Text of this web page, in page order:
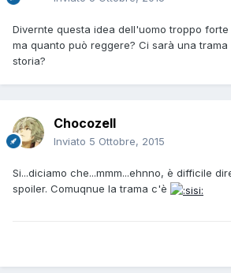
Divernte questa idea dell'uomo troppo
ma quanto può reggere? Ci sarà una
storia?
Chocozell
Inviato 5 Ottobre, 2015
Si...diciamo che...mmm...ehnno, è difficile
spoiler. Comuqnue la trama c'è